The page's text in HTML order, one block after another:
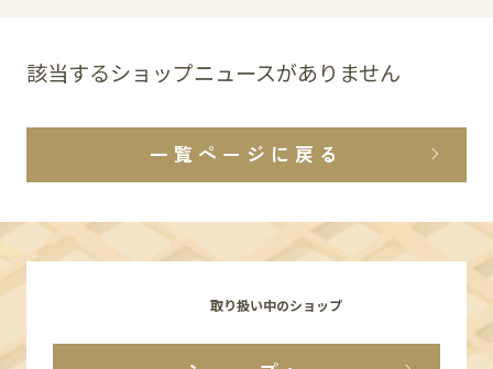
ショップニュース
イベント
館内サービス
該当するショップニュースがありません
一覧ページに戻る
取り扱い中のショップ